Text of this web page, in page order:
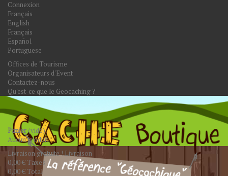
Connexion
Français
English
Français
Español
Portuguese
Offices de Tourisme
Organisateurs d'Event
Contactez-nous
Qu'est-ce que le Geocaching ?
Panier(vide)
Aucun produit
Livraison gratuite !Livraison
0,00 € Taxes
0,00 € Total